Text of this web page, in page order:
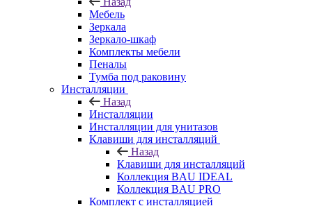
Мебель
Зеркала
Зеркало-шкаф
Комплекты мебели
Пеналы
Тумба под раковину
Инсталляции
Назад
Инсталляции
Инсталляции для унитазов
Клавиши для инсталляций
Назад
Клавиши для инсталляций
Коллекция BAU IDEAL
Коллекция BAU PRO
Комплект с инсталляцией